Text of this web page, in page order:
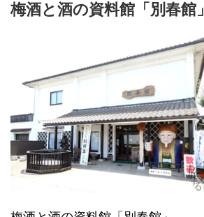
梅酒と酒の資料館「別春館」